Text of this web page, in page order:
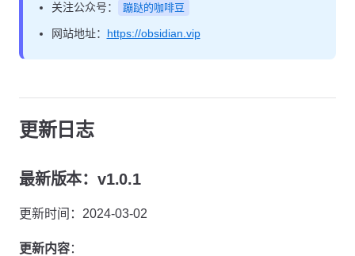
关注公众号：
蹦跶的咖啡豆
网站地址： https://obsidian.vip
更新日志
最新版本：v1.0.1
更新时间：2024-03-02
更新内容：